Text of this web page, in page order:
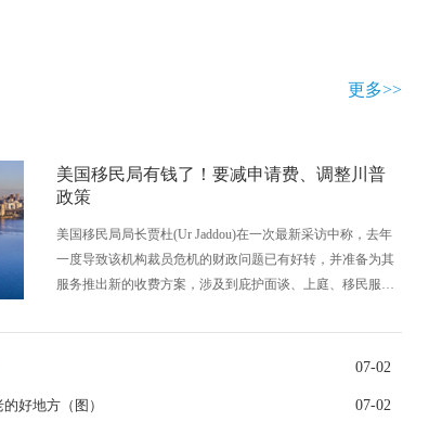
更多>>
美国移民局有钱了！要减申请费、调整川普
政策
美国移民局局长贾杜(Ur Jaddou)在一次最新采访中称，去年
一度导致该机构裁员危机的财政问题已有好转，并准备为其
服务推出新的收费方案，涉及到庇护面谈、上庭、移民服
抨击川普政府主打的 “ 新移民自给自足 ” 原则。 &n
07-02
好地方（图） 07-02
能否配偶和子女一起办理？
民时可以家庭为单位申请，即一人申请，全家即可享有绿卡、各项福利
就没有中国户籍了？
仍然属于中国公民，原有户籍/户口将不受影响，因为只是多了一个他国的